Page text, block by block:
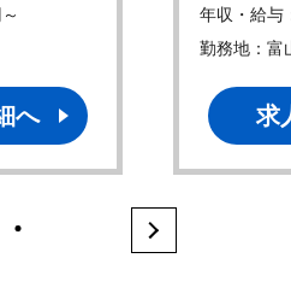
へ
年収・給与
勤務地：富
求